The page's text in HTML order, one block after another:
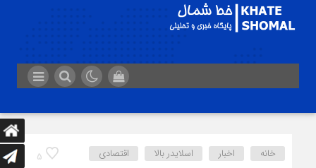
5 خانه اخبار اسلایدر بالا اقتصادی